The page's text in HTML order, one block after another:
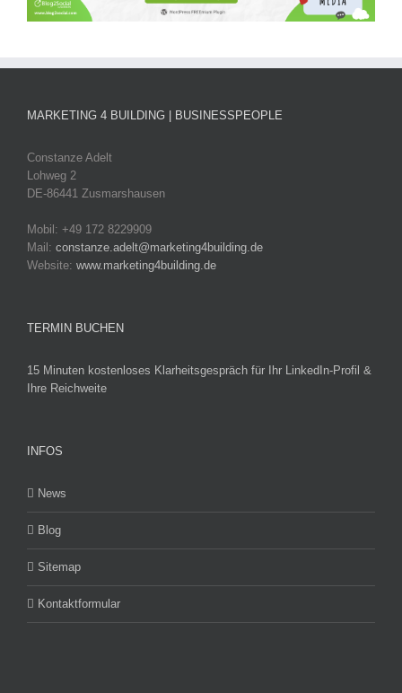
MARKETING 4 BUILDING | BUSINESSPEOPLE
Constanze Adelt
Lohweg 2
DE-86441 Zusmarshausen
Mobil: +49 172 8229909
Mail: constanze.adelt@marketing4building.de
Website: www.marketing4building.de
TERMIN BUCHEN
15 Minuten kostenloses Klarheitsgespräch für Ihr LinkedIn-Profil &
Ihre Reichweite
INFOS
News
Blog
Sitemap
Kontaktformular